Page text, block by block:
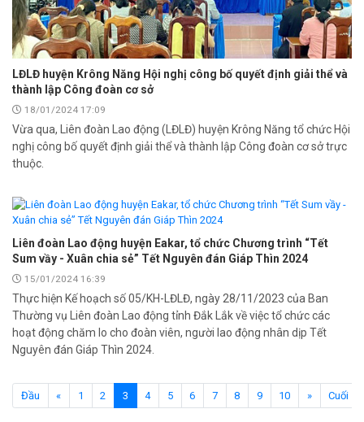
LĐLĐ huyện Krông Năng Hội nghị công bố quyết định giải thể và
thành lập Công đoàn cơ sở
18/01/2024 17:09
Vừa qua, Liên đoàn Lao động (LĐLĐ) huyện Krông Năng tổ chức Hội
nghị công bố quyết định giải thể và thành lập Công đoàn cơ sở trực
thuộc.
Liên đoàn Lao động huyện Eakar, tổ chức Chương trình “Tết
Sum vầy - Xuân chia sẻ” Tết Nguyên đán Giáp Thìn 2024
15/01/2024 16:39
Thực hiện Kế hoạch số 05/KH-LĐLĐ, ngày 28/11/2023 của Ban
Thường vụ Liên đoàn Lao động tỉnh Đắk Lắk về việc tổ chức các
hoạt động chăm lo cho đoàn viên, người lao động nhân dịp Tết
Nguyên đán Giáp Thìn 2024.
Đầu « 1 2 3(current)
4 5 6 7 8 9 10 » Cuối
Bàn giao Mái ấm công đoàn cho 2 đoàn viên thuộc Công đoàn
phường Tân An
Liên đoàn Lao động tỉnh trao tặng 100 bộ bút chấm đọc tiếng Anh